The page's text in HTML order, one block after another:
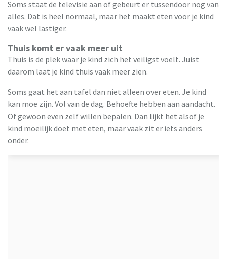
Soms staat de televisie aan of gebeurt er tussendoor nog van
alles. Dat is heel normaal, maar het maakt eten voor je kind
vaak wel lastiger.
Thuis komt er vaak meer uit
Thuis is de plek waar je kind zich het veiligst voelt. Juist
daarom laat je kind thuis vaak meer zien.
Soms gaat het aan tafel dan niet alleen over eten. Je kind
kan moe zijn. Vol van de dag. Behoefte hebben aan aandacht.
Of gewoon even zelf willen bepalen. Dan lijkt het alsof je
kind moeilijk doet met eten, maar vaak zit er iets anders
onder.